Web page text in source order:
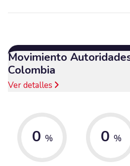
Movimiento
Colombia
Ver detalles
0 % 0 %